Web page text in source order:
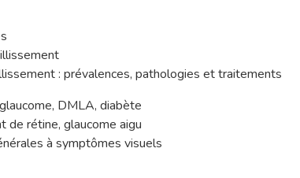
: prévalences, pathologies et traitements
DMLA, diabète
de rétine, glaucome aigu
à symptômes visuels